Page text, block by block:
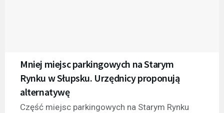
Mniej miejsc parkingowych na Starym
Rynku w Słupsku. Urzędnicy proponują
alternatywę
Część miejsc parkingowych na Starym Rynku